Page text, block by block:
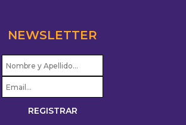
NEWSLETTER